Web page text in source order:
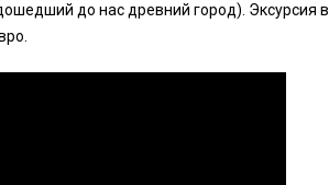
до нас древний город). Эксурсия в